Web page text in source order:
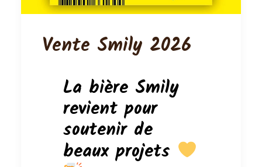
Vente Smily 2026
La bière Smily
revient pour
soutenir de
beaux projets